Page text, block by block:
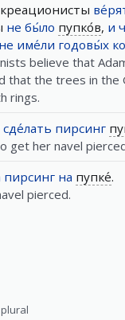
креационисты
не бы́ло пупко́в, и
не име́ли годовы́х
believe that
that the trees in the
rings.
сде́лать пирсинг
get her navel
пирсинг на пупке́.
pierced.
plural